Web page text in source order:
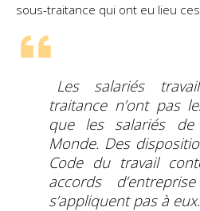
sous-traitance qui ont eu lieu
Les salariés
traitance n’ont pas
que les salariés de
Monde. Des
Code du travail
accords
s’appliquent pas à eux.